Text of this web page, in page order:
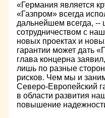
«Германия является
«Газпром» всегда
дальнейшем всегда,
сотрудничеством с
новых проектах и
гарантии может дать
глава концерна
лишь по разные
рисков. Чем мы и
Северо-Европейский
в области развития
повышение